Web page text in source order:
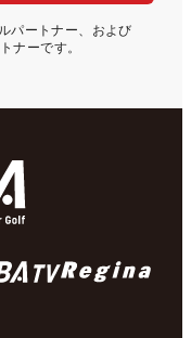
パートナー、および
ナーです。